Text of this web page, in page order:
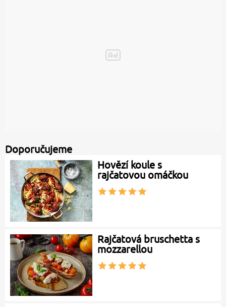
Doporučujeme
Hovězí koule s
rajčatovou omáčkou
Rajčatová bruschetta s
mozzarellou